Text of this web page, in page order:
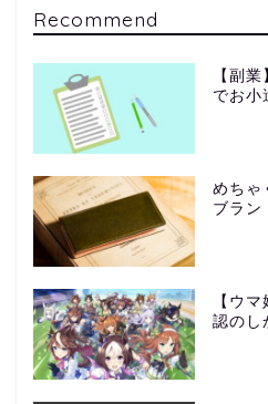
Recommend
【副
でお小
めちゃ
ブラン
【ウ
認のし